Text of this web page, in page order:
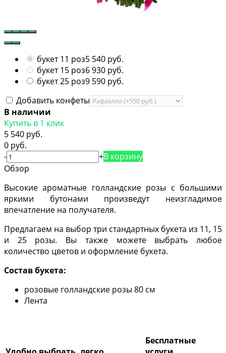
букет 11 роз5 540 руб.
букет 15 роз6 930 руб.
букет 25 роз9 590 руб.
Добавить конфеты
В наличии
Купить в 1 клик
5 540 руб.
0 руб.
-
+В корзину
Обзор
Высокие ароматные голландские розы с большими
яркими бутонами произведут неизгладимое
впечатление на получателя.
Предлагаем на выбор три стандартных букета из 11, 15
и 25 розы. Вы также можете выбрать любое
количество цветов и оформление букета.
Состав букета:
розовые голландские розы 80 см
Лента
Бесплатные